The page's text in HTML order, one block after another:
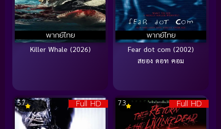
พากย์ไทย
Killer Whale (2026)
พากย์ไทย
Fear dot com (2002)
สยอง ดอท คอม
Full HD
5.7 Full HD
7.3